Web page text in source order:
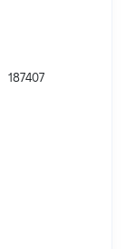
187407